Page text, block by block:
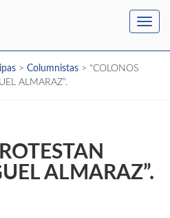
> Columnistas > “COLONOS
ALMARAZ”.
ALMARAZ”.